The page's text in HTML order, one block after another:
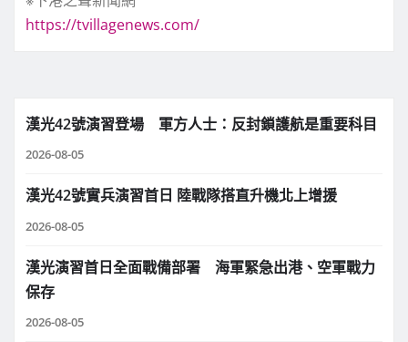
https://tvillagenews.com/
漢光42號演習登場 軍方人士：反封鎖護航是重要科目
2026-08-05
漢光42號實兵演習首日 陸戰隊搭直升機北上增援
2026-08-05
漢光演習首日全面戰備部署 海軍緊急出港、空軍戰力
保存
2026-08-05